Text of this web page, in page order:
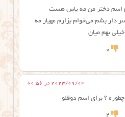
اسم دختر من مه یاس هست
دار بشم می‌خوام بزارم مهیار مه
بهم میان
0
2023/09/04 در 00:56
چطوره ؟ برای اسم دوقلو